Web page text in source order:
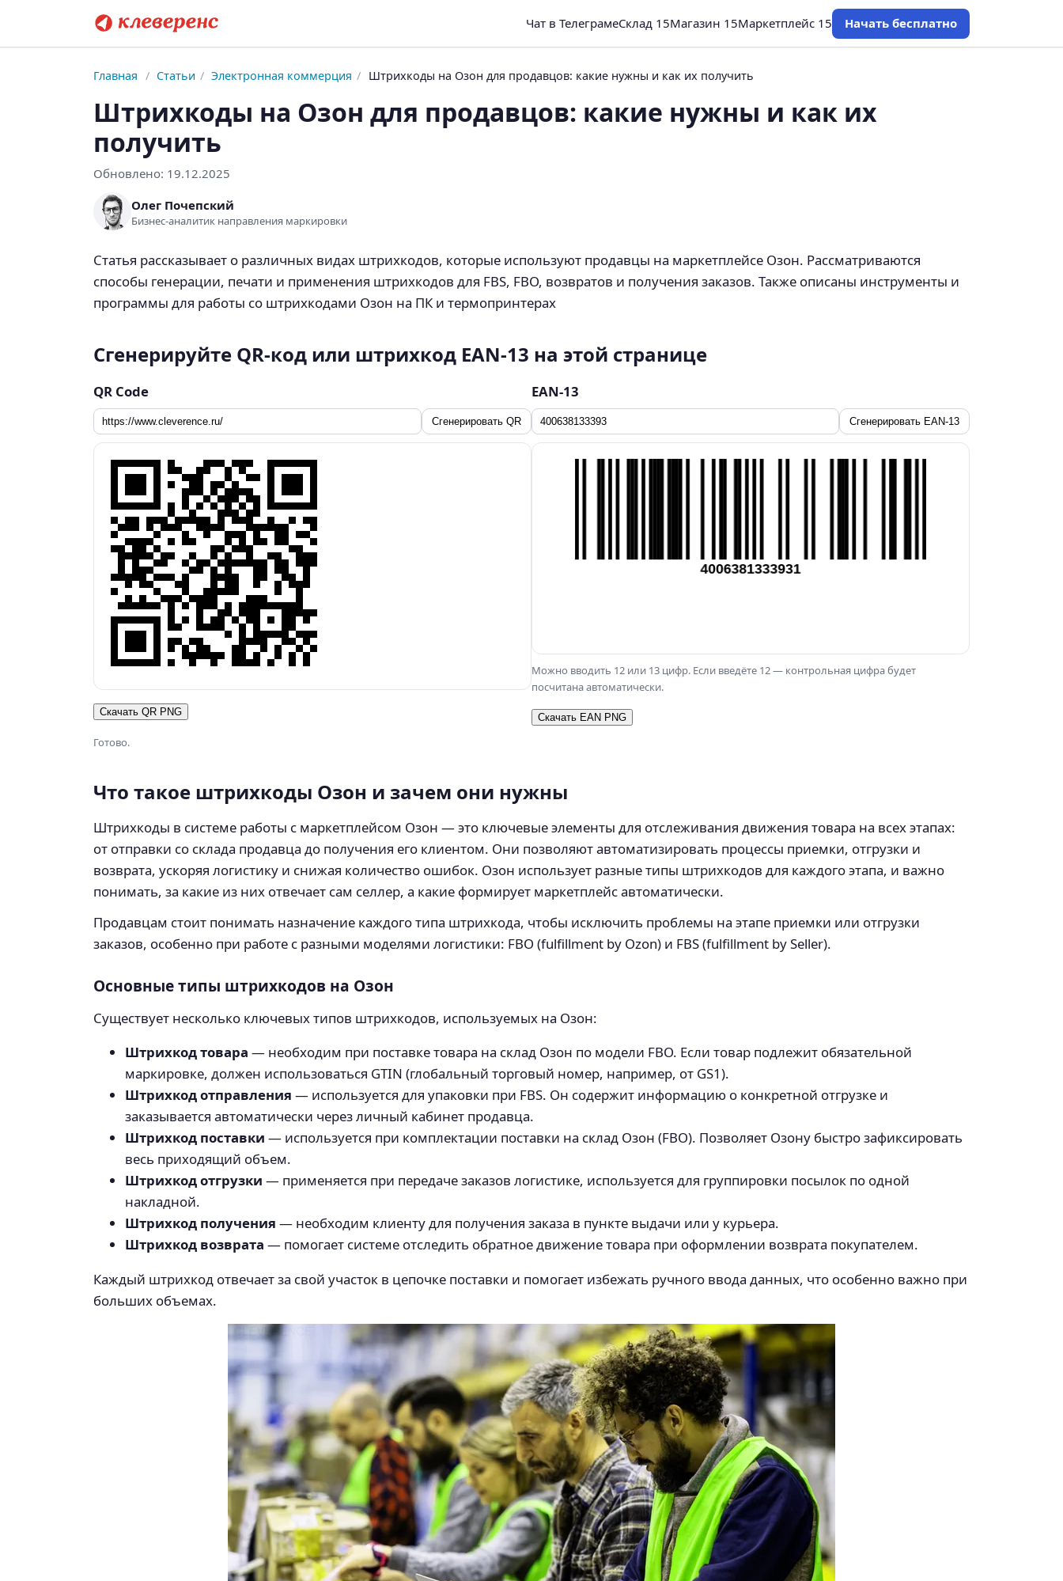
Чат в ТелеграмеСклад 15Магазин 15Маркетплейс 15 Начать бесплатно
Главная / Статьи / Электронная коммерция / Штрихкоды на Озон для продавцов: какие нужны и как их получить
Штрихкоды на Озон для продавцов: какие нужны и как их
получить
Обновлено: 19.12.2025
Олег Почепский
Бизнес-аналитик направления маркировки
Статья рассказывает о различных видах штрихкодов, которые используют продавцы на маркетплейсе Озон. Рассматриваются
способы генерации, печати и применения штрихкодов для FBS, FBO, возвратов и получения заказов. Также описаны инструменты и
программы для работы со штрихкодами Озон на ПК и термопринтерах
Сгенерируйте QR-код или штрихкод EAN-13 на этой странице
QR Code
Сгенерировать QR
Скачать QR PNG
EAN-13
Сгенерировать EAN-13
Можно вводить 12 или 13 цифр. Если введёте 12 — контрольная цифра будет
посчитана автоматически.
Скачать EAN PNG
Готово.
Что такое штрихкоды Озон и зачем они нужны
Штрихкоды в системе работы с маркетплейсом Озон — это ключевые элементы для отслеживания движения товара на всех этапах:
от отправки со склада продавца до получения его клиентом. Они позволяют автоматизировать процессы приемки, отгрузки и
возврата, ускоряя логистику и снижая количество ошибок. Озон использует разные типы штрихкодов для каждого этапа, и важно
понимать, за какие из них отвечает сам селлер, а какие формирует маркетплейс автоматически.
Продавцам стоит понимать назначение каждого типа штрихкода, чтобы исключить проблемы на этапе приемки или отгрузки
заказов, особенно при работе с разными моделями логистики: FBO (fulfillment by Ozon) и FBS (fulfillment by Seller).
Основные типы штрихкодов на Озон
Существует несколько ключевых типов штрихкодов, используемых на Озон:
Штрихкод товара — необходим при поставке товара на склад Озон по модели FBO. Если товар подлежит обязательной
маркировке, должен использоваться GTIN (глобальный торговый номер, например, от GS1).
Штрихкод отправления — используется для упаковки при FBS. Он содержит информацию о конкретной отгрузке и
заказывается автоматически через личный кабинет продавца.
Штрихкод поставки — используется при комплектации поставки на склад Озон (FBO). Позволяет Озону быстро зафиксировать
весь приходящий объем.
Штрихкод отгрузки — применяется при передаче заказов логистике, используется для группировки посылок по одной
накладной.
Штрихкод получения — необходим клиенту для получения заказа в пункте выдачи или у курьера.
Штрихкод возврата — помогает системе отследить обратное движение товара при оформлении возврата покупателем.
Каждый штрихкод отвечает за свой участок в цепочке поставки и помогает избежать ручного ввода данных, что особенно важно при
больших объемах.